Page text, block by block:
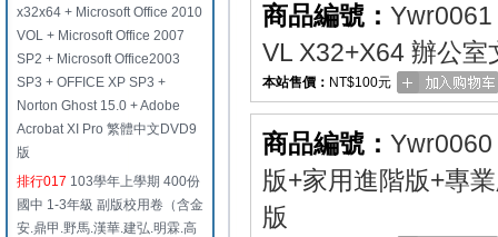
x32x64 + Microsoft Office 2010
VOL + Microsoft Office 2007
SP2 + Microsoft Office2003
SP3 + OFFICE XP SP3 +
Norton Ghost 15.0 + Adobe
Acrobat XI Pro 繁體中文DVD9
版
排行017 103學年上學期 400份
國中 1-3年級 副版校用卷（含金
安.鼎甲.野馬.漢華.建弘.明霖.高
商品編號： Ywr0061
VL X32+X64 辦公
本站售價： NT$100元
商品編號： Ywr0060
版+家用進階版+專
版